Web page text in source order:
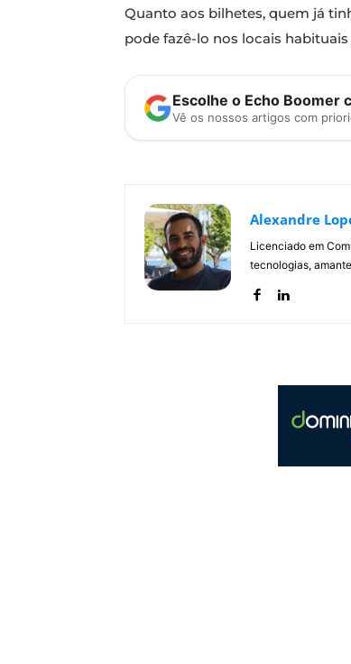
Quanto aos bilhetes, quem já
pode fazê-lo nos locais
Escolhe o Echo Boomer
Vê os nossos artigos com
Alexandre
Licenciado em
tecnologias,